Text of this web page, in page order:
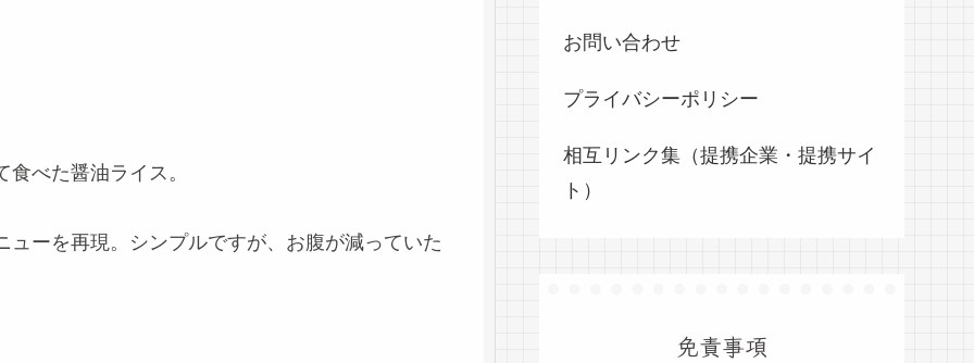
べた醤油ライス。
ーを再現。シンプルですが、お腹が減っていた
お問い合わせ
プライバシーポリシー
相互リンク集（提携企業・提携サイ
ト）
免責事項